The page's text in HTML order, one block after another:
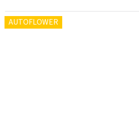
AUTOFLOWER